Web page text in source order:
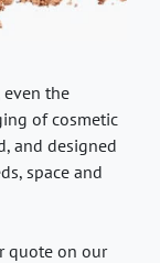
the
of cosmetic
and designed
space and
quote on our